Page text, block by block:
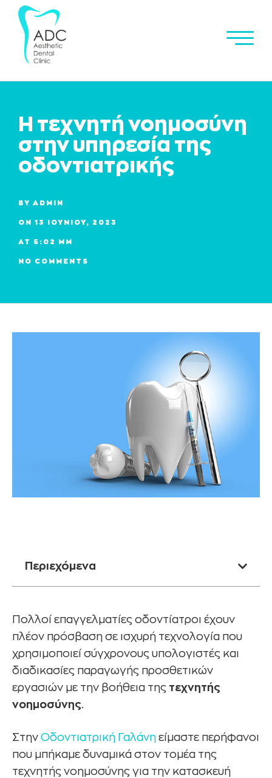
Η τεχνητή νοημοσύνη
στην υπηρεσία της
οδοντιατρικής
BY ADMIN
ON 13 ΙΟΥΝΊΟΥ, 2023
AT 5:02 ΜΜ
NO COMMENTS
Περιεχόμενα
Πολλοί επαγγελματίες οδοντίατροι έχουν
πλέον πρόσβαση σε ισχυρή τεχνολογία που
χρησιμοποιεί σύγχρονους υπολογιστές και
διαδικασίες παραγωγής προσθετικών
εργασιών με την βοήθεια της τεχνητής
νοημοσύνης.
Στην Οδοντιατρική Γαλάνη είμαστε περήφανοι
που μπήκαμε δυναμικά στον τομέα της
τεχνητής νοημοσύνης για την κατασκευή